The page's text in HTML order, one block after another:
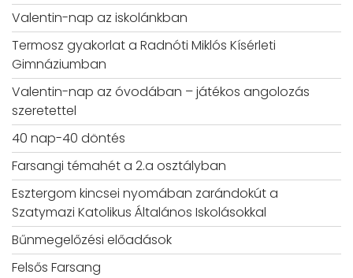
Valentin-nap az iskolánkban
Termosz gyakorlat a Radnóti Miklós Kísérleti
Gimnáziumban
Valentin-nap az óvodában – játékos angolozás
szeretettel
40 nap-40 döntés
Farsangi témahét a 2.a osztályban
Esztergom kincsei nyomában zarándokút a
Szatymazi Katolikus Általános Iskolásokkal
Bűnmegelőzési előadások
Felsős Farsang